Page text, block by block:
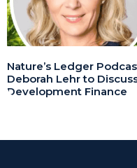
Nature’s Ledger
Deborah Lehr to
Development Finance